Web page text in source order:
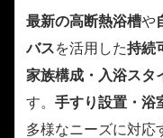
最新の高断熱浴槽や
バスを活用した持続
家族構成・入浴スタ
す。 手すり設置・浴
多様なニーズに対応